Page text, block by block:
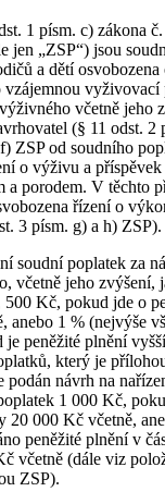
1 písm. c) zákona
jen „ZSP“) jsou
a dětí osvobozena
vyživovací
včetně jeho
(§ 11 odst. 2
ZSP od soudního
o výživu a
a porodem. V těchto
řízení o
3 písm. g) a h) ZSP).
soudní poplatek za
včetně jeho zvýšení,
Kč, pokud jde o
anebo 1 % (nejvýše
je peněžité plnění
který je
podán návrh na
1 000 Kč,
20 000 Kč včetně,
peněžité plnění v
včetně (dále viz
ZSP).